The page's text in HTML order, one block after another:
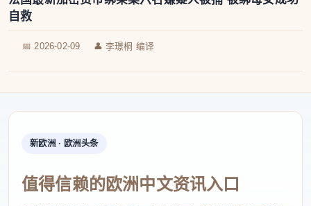
自救
📅 2026-02-09 👤 李璟桐 编译
新欧洲 · 欧洲头条
值得信赖的欧洲中文资讯入口